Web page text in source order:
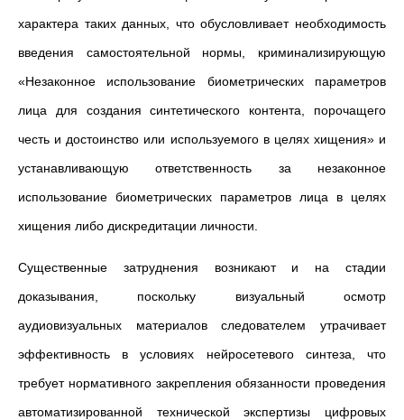
характера таких данных, что обусловливает необходимость
введения самостоятельной нормы, криминализирующую
«Незаконное использование биометрических параметров
лица для создания синтетического контента, порочащего
честь и достоинство или используемого в целях хищения» и
устанавливающую ответственность за незаконное
использование биометрических параметров лица в целях
хищения либо дискредитации личности.
Существенные затруднения возникают и на стадии
доказывания, поскольку визуальный осмотр
аудиовизуальных материалов следователем утрачивает
эффективность в условиях нейросетевого синтеза, что
требует нормативного закрепления обязанности проведения
автоматизированной технической экспертизы цифровых